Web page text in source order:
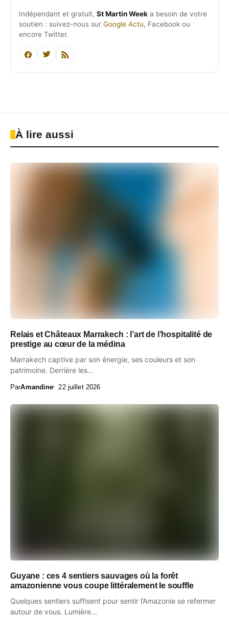
Indépendant et gratuit, St Martin Week a besoin de votre
soutien : suivez-nous sur Google Actu, Facebook ou
encore Twitter.
À lire aussi
Relais et Châteaux Marrakech : l’art de l’hospitalité de
prestige au cœur de la médina
Marrakech captive par son énergie, ses couleurs et son
patrimoine. Derrière les...
ParAmandine 22 juillet 2026
Guyane : ces 4 sentiers sauvages où la forêt
amazonienne vous coupe littéralement le souffle
Quelques sentiers suffisent pour sentir l’Amazonie se refermer
autour de vous. Lumière...